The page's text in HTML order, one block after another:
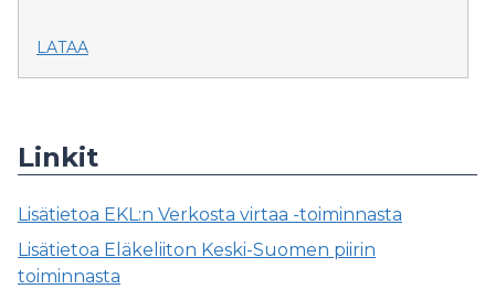
LATAA
Linkit
Lisätietoa EKL:n Verkosta virtaa -toiminnasta
Lisätietoa Eläkeliiton Keski-Suomen piirin
toiminnasta